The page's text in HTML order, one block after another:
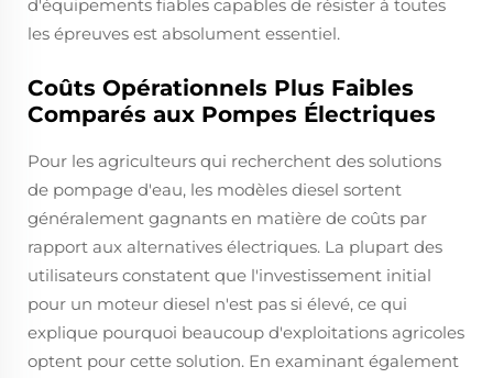
d'équipements fiables capables de résister à toutes
les épreuves est absolument essentiel.
Coûts Opérationnels Plus Faibles
Comparés aux Pompes Électriques
Pour les agriculteurs qui recherchent des solutions
de pompage d'eau, les modèles diesel sortent
généralement gagnants en matière de coûts par
rapport aux alternatives électriques. La plupart des
utilisateurs constatent que l'investissement initial
pour un moteur diesel n'est pas si élevé, ce qui
explique pourquoi beaucoup d'exploitations agricoles
optent pour cette solution. En examinant également